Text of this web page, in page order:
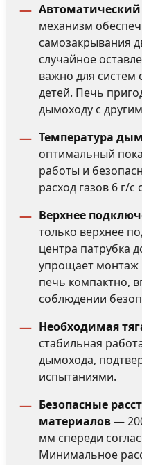
механизм
самозакрывания
случайное
важно для систем
детей. Печь
дымоходу с
Температура
оптимальный
работы и
расход газов 6 г/
Верхнее
только верхнее
центра патрубка
упрощает монтаж
печь компактно,
соблюдении
Необходимая
стабильная
дымохода,
испытаниями.
Безопасные
материалов—
мм спереди
Минимальное